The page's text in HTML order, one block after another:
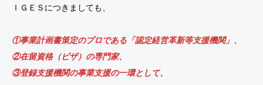
ＩＧＥＳにつきましても、
①事業計画書策定のプロである「認定経営革新等支援機関」、
②在留資格（ビザ）の専門家、
③登録支援機関の事業支援の一環として、